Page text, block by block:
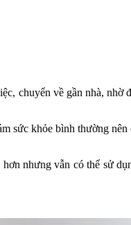
chuyển về gần nhà, nhờ
sức khỏe bình thường
nhưng vẫn có thể sử